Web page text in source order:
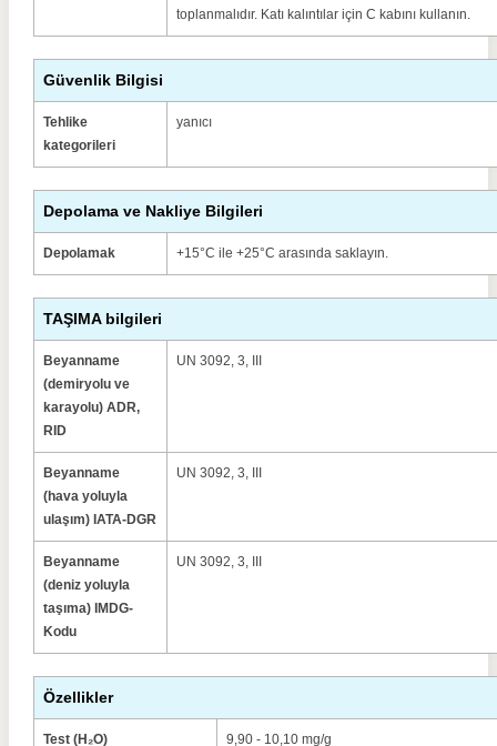
toplanmalıdır. Katı kalıntılar için C kabını kullanın.
Güvenlik Bilgisi
Tehlike
kategorileri
yanıcı
Depolama ve Nakliye Bilgileri
Depolamak +15°C ile +25°C arasında saklayın.
TAŞIMA bilgileri
Beyanname
(demiryolu ve
karayolu) ADR,
RID
UN 3092, 3, III
Beyanname
(hava yoluyla
ulaşım) IATA-DGR
UN 3092, 3, III
Beyanname
(deniz yoluyla
taşıma) IMDG-
Kodu
UN 3092, 3, III
Özellikler
Test (H₂O) 9,90 - 10,10 mg/g